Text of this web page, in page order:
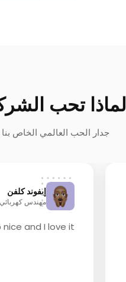
لماذا تحب
جدار الحب العالمي الخاص
إيفوند كلفن
مهندس كهربائي
nice and I love it